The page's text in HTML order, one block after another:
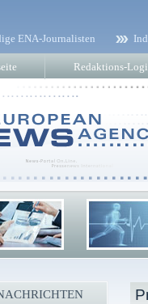
ENA-Journalisten
Redaktions-